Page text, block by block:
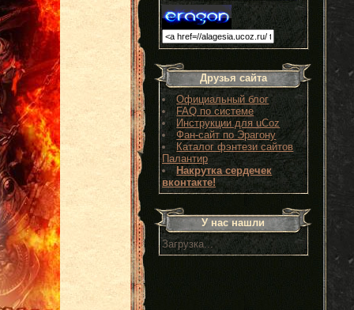
Друзья сайта
Официальный блог
FAQ по системе
Инструкции для uCoz
Фан-сайт по Эрагону
Каталог фэнтези сайтов
Палантир
Накрутка сердечек
вконтакте!
У нас нашли
Загрузка...